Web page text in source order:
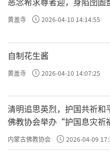
黄盖寺 2026-04-10 14:14:55
自制花生酱
黄盖寺 2026-04-10 14:07:25
清明追思英烈，护国共祈
佛教协会举办“护国息灾祈
主义电影观影活动”
内蒙古佛教协会 2026-04-09